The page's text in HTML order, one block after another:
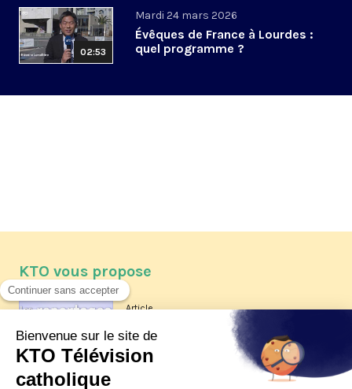
02:53
Mardi 24 mars 2026
Évêques de France à Lourdes :
quel programme ?
KTO vous propose
Article
Les reportages d'été 2026 de KTO